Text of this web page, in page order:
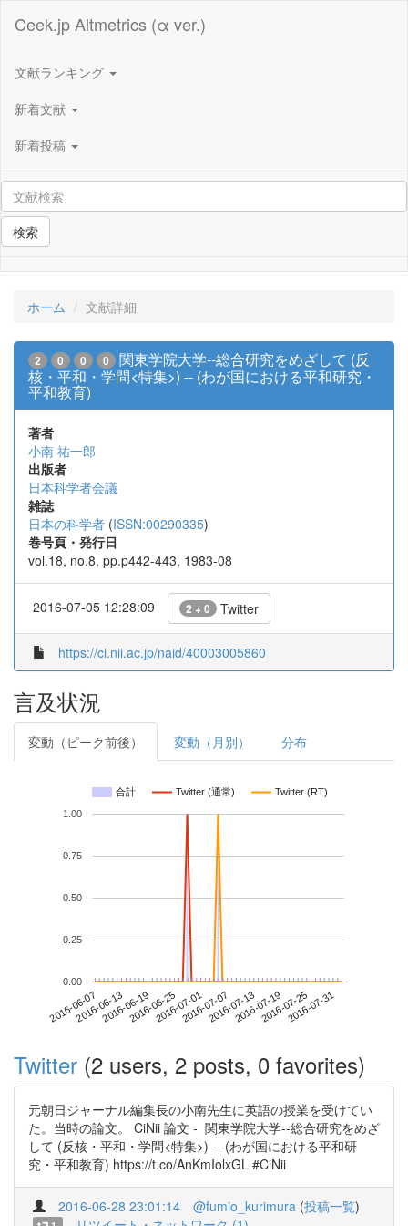
Ceek.jp Altmetrics (α ver.)
文献ランキング
新着文献
新着投稿
検索
ホーム 文献詳細
2 0 0 0
関東学院大学--総合研究をめざして (反
核・平和・学問<特集>) -- (わが国における平和研究・
平和教育)
著者
小南 祐一郎
出版者
日本科学者会議
雑誌
日本の科学者 (ISSN:00290335)
巻号頁・発行日
vol.18, no.8, pp.p442-443, 1983-08
2016-07-05 12:28:09 2 + 0 Twitter
https://ci.nii.ac.jp/naid/40003005860
言及状況
変動（ピーク前後） 変動（月別） 分布
合計 Twitter (通常) Twitter (RT)
2016-06-072016-06-132016-06-192016-06-252016-07-012016-07-072016-07-132016-07-192016-07-252016-07-31
0.00
0.25
0.50
0.75
1.00
Twitter (2 users, 2 posts, 0 favorites)
元朝日ジャーナル編集長の小南先生に英語の授業を受けてい
た。当時の論文。 CiNii 論文 - 関東学院大学--総合研究をめざ
して (反核・平和・学問<特集>) -- (わが国における平和研
究・平和教育) https://t.co/AnKmIolxGL #CiNii
2016-06-28 23:01:14 @fumio_kurimura (投稿一覧)